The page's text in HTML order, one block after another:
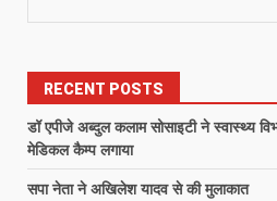
RECENT POSTS
डॉ एपीजे अब्दुल कलाम सोसाइटी ने स्वास्थ्य
मेडिकल कैम्प लगाया
सपा नेता ने अखिलेश यादव से की मुलाकात